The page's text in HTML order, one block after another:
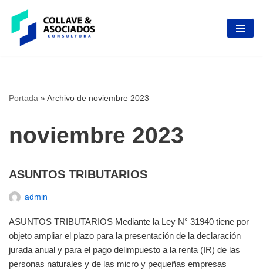
Skip
Portada »Archivo de noviembre 2023
noviembre 2023
ASUNTOS TRIBUTARIOS
admin
ASUNTOS TRIBUTARIOS Mediante la Ley N° 31940 tiene por
objeto ampliar el plazo para la presentación de la declaración
jurada anual y para el pago delimpuesto a la renta (IR) de las
personas naturales y de las micro y pequeñas empresas